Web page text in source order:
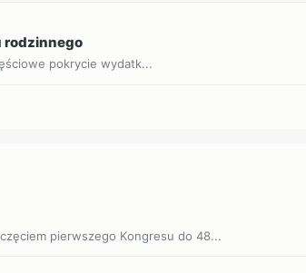
rodzinnego
pokrycie wydatk...
pierwszego Kongresu do 48...